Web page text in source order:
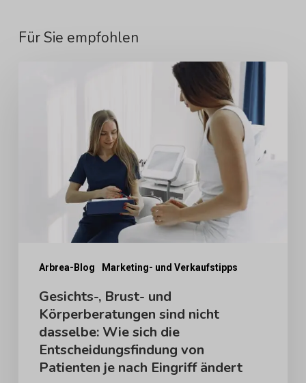
Für Sie empfohlen
Arbrea-Blog Marketing- und Verkaufstipps
Körperberatungen
Entscheidungsfindung
Patienten
Gesichts-, Brust- und
Körperberatungen sind nicht
dasselbe: Wie sich die
Entscheidungsfindung von
Patienten je nach Eingriff ändert